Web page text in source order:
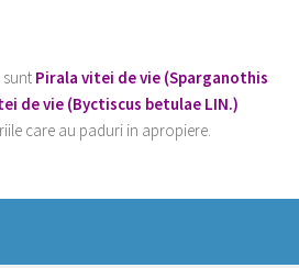
sunt Pirala vitei de vie (Sparganothis
de vie (Byctiscus betulae LIN.)
care au paduri in apropiere.